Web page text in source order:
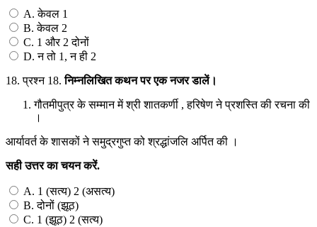
A. केवल 1
B. केवल 2
C. 1 और 2 दोनों
D. न तो 1, न ही 2
18.प्रश्न 18.निम्नलिखित कथन पर एक नजर डालें।
गौतमीपुत्र के सम्मान में श्री शातकर्णी , हरिषेण ने प्रशस्ति की रचना की
।
आर्यावर्त के शासकों ने समुद्रगुप्त को श्रद्धांजलि अर्पित की ।
सही उत्तर का चयन करें.
A. 1 (सत्य) 2 (असत्य)
B. दोनों (झूठ)
C. 1 (झूठ) 2 (सत्य)